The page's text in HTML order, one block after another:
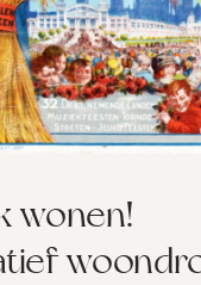
wonen!